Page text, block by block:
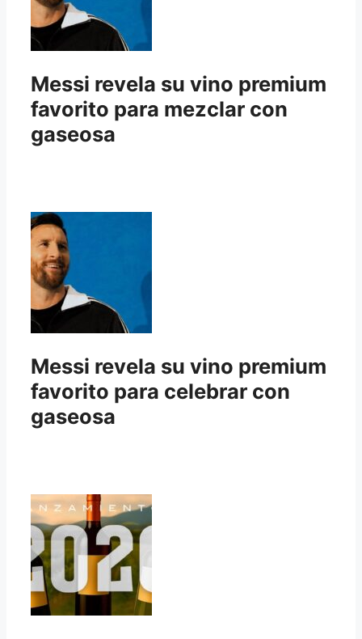
Messi revela su vino premium
favorito para mezclar con
gaseosa
Messi revela su vino premium
favorito para celebrar con
gaseosa